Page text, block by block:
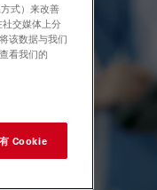
式）来改善
交媒体上分
该数据与我们
看我们的
Cookie